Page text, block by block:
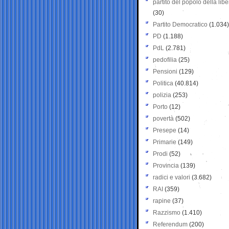
partito del popolo della
(30)
Partito Democratico (1.034)
PD (1.188)
PdL (2.781)
pedofilia (25)
Pensioni (129)
Politica (40.814)
polizia (253)
Porto (12)
povertà (502)
Presepe (14)
Primarie (149)
Prodi (52)
Provincia (139)
radici e valori (3.682)
RAI (359)
rapine (37)
Razzismo (1.410)
Referendum (200)